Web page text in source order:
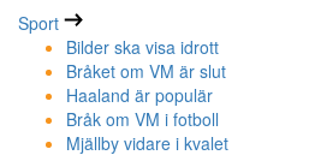
Sport
Bilder ska visa idrott
Bråket om VM är slut
Haaland är populär
Bråk om VM i fotboll
Mjällby vidare i kvalet